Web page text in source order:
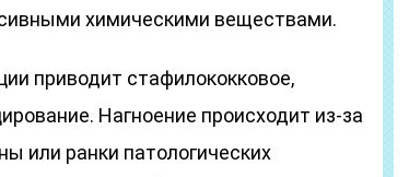
химическими веществами.
приводит стафилококковое,
Нагноение происходит из-за
или ранки патологических